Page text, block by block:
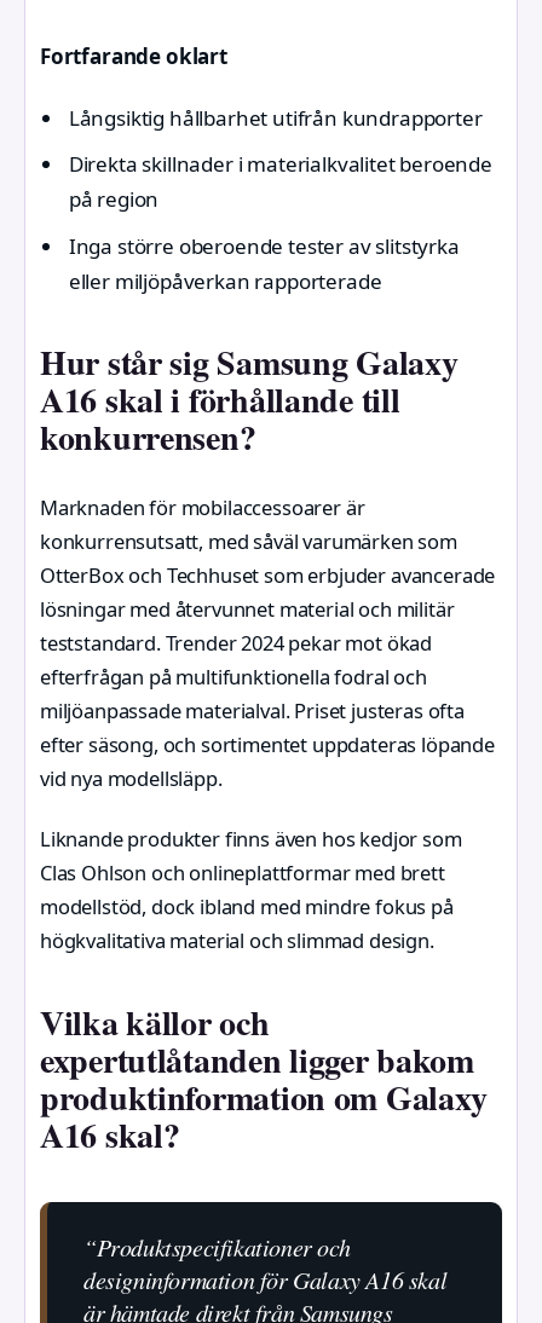
Fortfarande oklart
Långsiktig hållbarhet utifrån kundrapporter
Direkta skillnader i materialkvalitet beroende
på region
Inga större oberoende tester av slitstyrka
eller miljöpåverkan rapporterade
Hur står sig Samsung Galaxy
A16 skal i förhållande till
konkurrensen?
Marknaden för mobilaccessoarer är
konkurrensutsatt, med såväl varumärken som
OtterBox och Techhuset som erbjuder avancerade
lösningar med återvunnet material och militär
teststandard. Trender 2024 pekar mot ökad
efterfrågan på multifunktionella fodral och
miljöanpassade materialval. Priset justeras ofta
efter säsong, och sortimentet uppdateras löpande
vid nya modellsläpp.
Liknande produkter finns även hos kedjor som
Clas Ohlson och onlineplattformar med brett
modellstöd, dock ibland med mindre fokus på
högkvalitativa material och slimmad design.
Vilka källor och
expertutlåtanden ligger bakom
produktinformation om Galaxy
A16 skal?
“Produktspecifikationer och
designinformation för Galaxy A16 skal
är hämtade direkt från Samsungs